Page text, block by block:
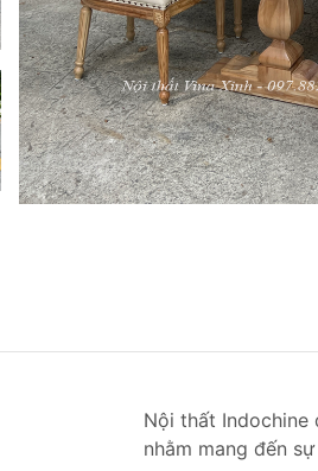
Nội thất Indochine
nhằm mang đến